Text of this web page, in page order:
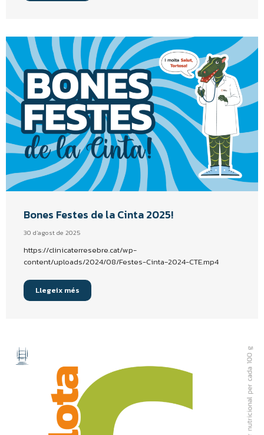
Bones Festes de la Cinta 2025!
30 d'agost de 2025
https://clinicaterresebre.cat/wp-
content/uploads/2024/08/Festes-Cinta-2024-CTE.mp4
Llegeix més